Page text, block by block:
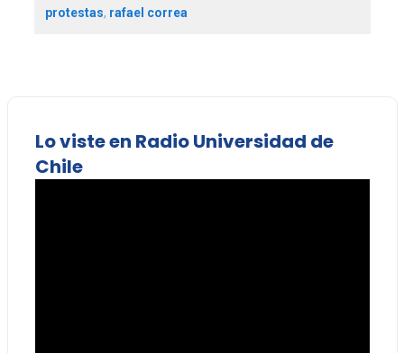
protestas, rafael correa
Lo viste en Radio Universidad de
Chile